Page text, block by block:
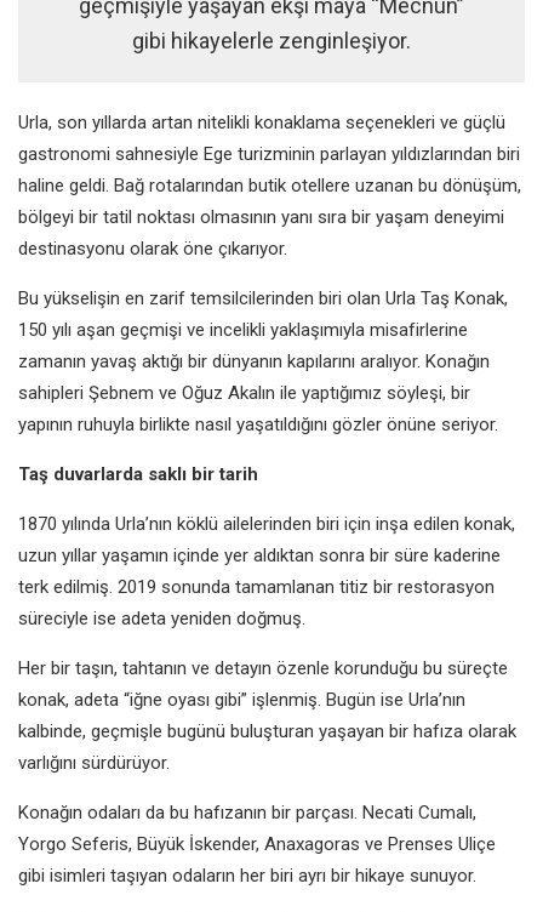
geçmişiyle yaşayan ekşi maya “Mecnun”
gibi hikayelerle zenginleşiyor.
Urla, son yıllarda artan nitelikli konaklama seçenekleri ve güçlü
gastronomi sahnesiyle Ege turizminin parlayan yıldızlarından biri
haline geldi. Bağ rotalarından butik otellere uzanan bu dönüşüm,
bölgeyi bir tatil noktası olmasının yanı sıra bir yaşam deneyimi
destinasyonu olarak öne çıkarıyor.
Bu yükselişin en zarif temsilcilerinden biri olan Urla Taş Konak,
150 yılı aşan geçmişi ve incelikli yaklaşımıyla misafirlerine
zamanın yavaş aktığı bir dünyanın kapılarını aralıyor. Konağın
sahipleri Şebnem ve Oğuz Akalın ile yaptığımız söyleşi, bir
yapının ruhuyla birlikte nasıl yaşatıldığını gözler önüne seriyor.
Taş duvarlarda saklı bir tarih
1870 yılında Urla’nın köklü ailelerinden biri için inşa edilen konak,
uzun yıllar yaşamın içinde yer aldıktan sonra bir süre kaderine
terk edilmiş. 2019 sonunda tamamlanan titiz bir restorasyon
süreciyle ise adeta yeniden doğmuş.
Her bir taşın, tahtanın ve detayın özenle korunduğu bu süreçte
konak, adeta “iğne oyası gibi” işlenmiş. Bugün ise Urla’nın
kalbinde, geçmişle bugünü buluşturan yaşayan bir hafıza olarak
varlığını sürdürüyor.
Konağın odaları da bu hafızanın bir parçası. Necati Cumalı,
Yorgo Seferis, Büyük İskender, Anaxagoras ve Prenses Uliçe
gibi isimleri taşıyan odaların her biri ayrı bir hikaye sunuyor.